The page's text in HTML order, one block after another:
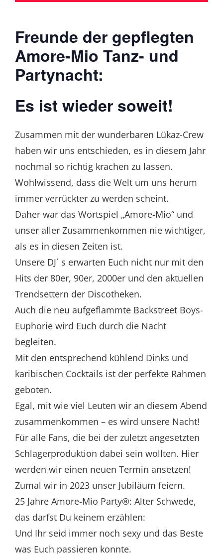
Freunde der gepflegten
Amore-Mio Tanz- und
Partynacht:
Es ist wieder soweit!
Zusammen mit der wunderbaren Lükaz-Crew
haben wir uns entschieden, es in diesem Jahr
nochmal so richtig krachen zu lassen.
Wohlwissend, dass die Welt um uns herum
immer verrückter zu werden scheint.
Daher war das Wortspiel „Amore-Mio“ und
unser aller Zusammenkommen nie wichtiger,
als es in diesen Zeiten ist.
Unsere DJ´ s erwarten Euch nicht nur mit den
Hits der 80er, 90er, 2000er und den aktuellen
Trendsettern der Discotheken.
Auch die neu aufgeflammte Backstreet Boys-
Euphorie wird Euch durch die Nacht
begleiten.
Mit den entsprechend kühlend Dinks und
karibischen Cocktails ist der perfekte Rahmen
geboten.
Egal, mit wie viel Leuten wir an diesem Abend
zusammenkommen – es wird unsere Nacht!
Für alle Fans, die bei der zuletzt angesetzten
Schlagerproduktion dabei sein wollten. Hier
werden wir einen neuen Termin ansetzen!
Zumal wir in 2023 unser Jubiläum feiern.
25 Jahre Amore-Mio Party®: Alter Schwede,
das darfst Du keinem erzählen:
Und Ihr seid immer noch sexy und das Beste
was Euch passieren konnte.